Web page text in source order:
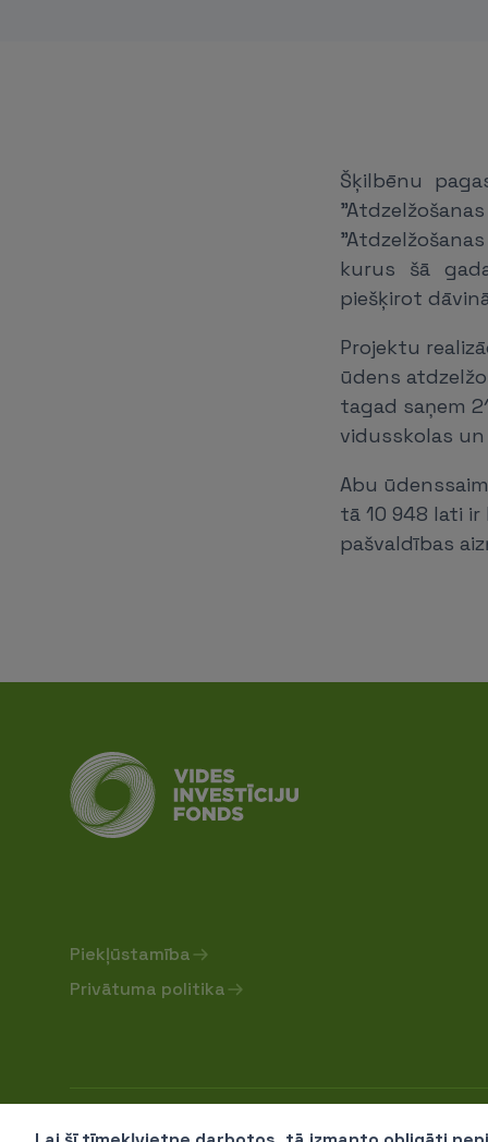
Šķilbēnu
kurus šā
piešķirot
Projektu
ūdens
tagad saņem
vidusskolas
Abu
tā 10 948 lati ir
pašvaldības
Piekļūstamība
Privātuma politika